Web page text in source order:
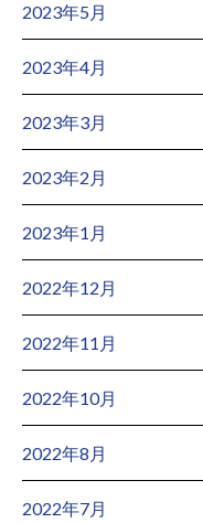
2023年5月
2023年4月
2023年3月
2023年2月
2023年1月
2022年12月
2022年11月
2022年10月
2022年8月
2022年7月